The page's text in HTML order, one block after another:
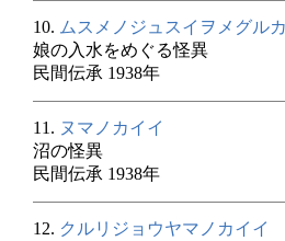
10. ムスメノジュスイヲメグル
娘の入水をめぐる怪異
民間伝承 1938年
11. ヌマノカイイ
沼の怪異
民間伝承 1938年
12. クルリジョウヤマノカイイ